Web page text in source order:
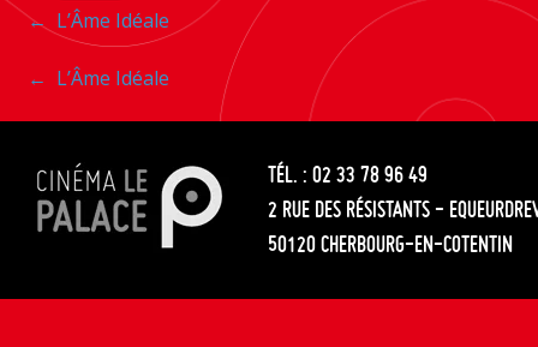
Navigation
entre
les
articles
← L’Âme Idéale
Navigation
entre
les
articles
← L’Âme Idéale
TÉL. : 02 33 78 96 49
2 RUE DES RÉSISTANTS -
50120 CHERBOURG-EN-COTENTIN